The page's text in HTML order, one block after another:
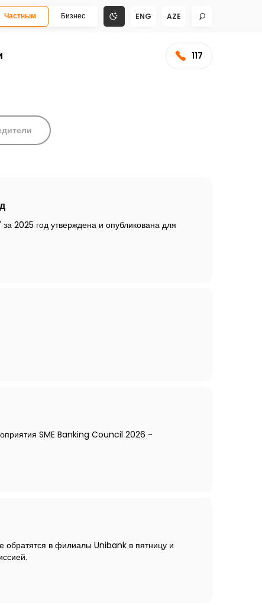
Частным Бизнес ENG AZE
117
2025 год утверждена и опубликована для
SME Banking Council 2026 -
обратятся в филиалы Unibank в пятницу и